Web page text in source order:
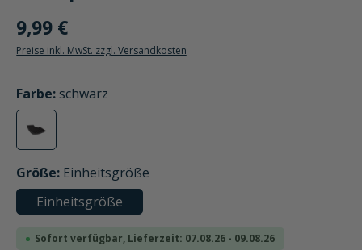
9,99 €
Preise inkl. MwSt. zzgl. Versandkosten
Farbe
auswählen
: schwarz
schwarz
Größe
auswählen
: Einheitsgröße
Einheitsgröße
Sofort verfügbar, Lieferzeit: 07.08.26 - 09.08.26